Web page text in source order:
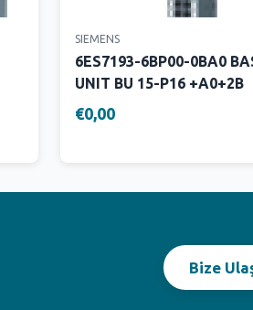
SIEMENS
6ES7193-6BP00-0BA0
UNIT BU 15-P16 +A0+2B
€0,00
Bize